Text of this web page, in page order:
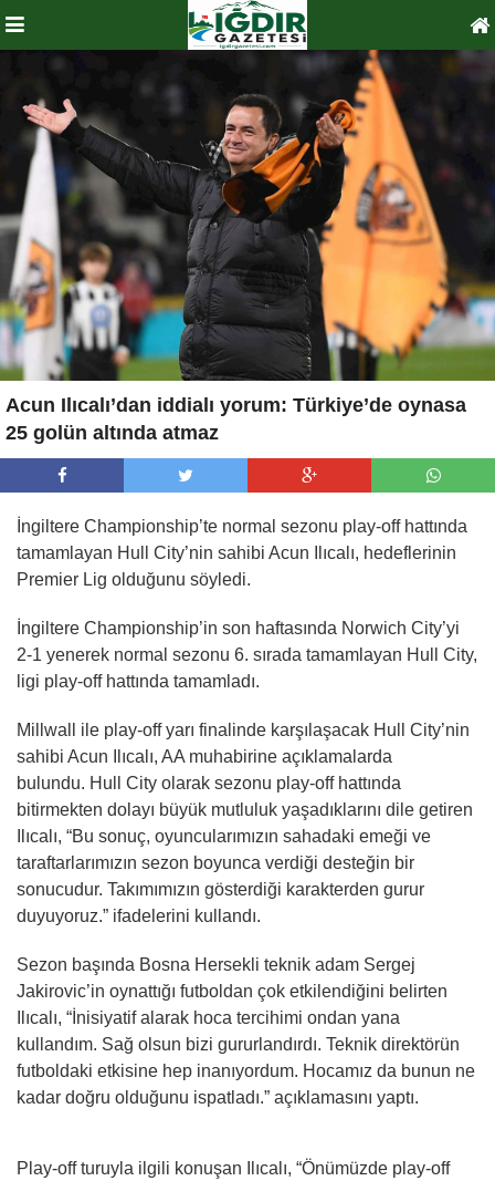
Acun Ilıcalı’dan iddialı yorum: Türkiye’de oynasa
25 golün altında atmaz
İngiltere Championship’te normal sezonu play-off hattında
tamamlayan Hull City’nin sahibi Acun Ilıcalı, hedeflerinin
Premier Lig olduğunu söyledi.
İngiltere Championship’in son haftasında Norwich City’yi
2-1 yenerek normal sezonu 6. sırada tamamlayan Hull City,
ligi play-off hattında tamamladı.
Millwall ile play-off yarı finalinde karşılaşacak Hull City’nin
sahibi Acun Ilıcalı, AA muhabirine açıklamalarda
bulundu. Hull City olarak sezonu play-off hattında
bitirmekten dolayı büyük mutluluk yaşadıklarını dile getiren
Ilıcalı, “Bu sonuç, oyuncularımızın sahadaki emeği ve
taraftarlarımızın sezon boyunca verdiği desteğin bir
sonucudur. Takımımızın gösterdiği karakterden gurur
duyuyoruz.” ifadelerini kullandı.
Sezon başında Bosna Hersekli teknik adam Sergej
Jakirovic’in oynattığı futboldan çok etkilendiğini belirten
Ilıcalı, “İnisiyatif alarak hoca tercihimi ondan yana
kullandım. Sağ olsun bizi gururlandırdı. Teknik direktörün
futboldaki etkisine hep inanıyordum. Hocamız da bunun ne
kadar doğru olduğunu ispatladı.” açıklamasını yaptı.
Play-off turuyla ilgili konuşan Ilıcalı, “Önümüzde play-off